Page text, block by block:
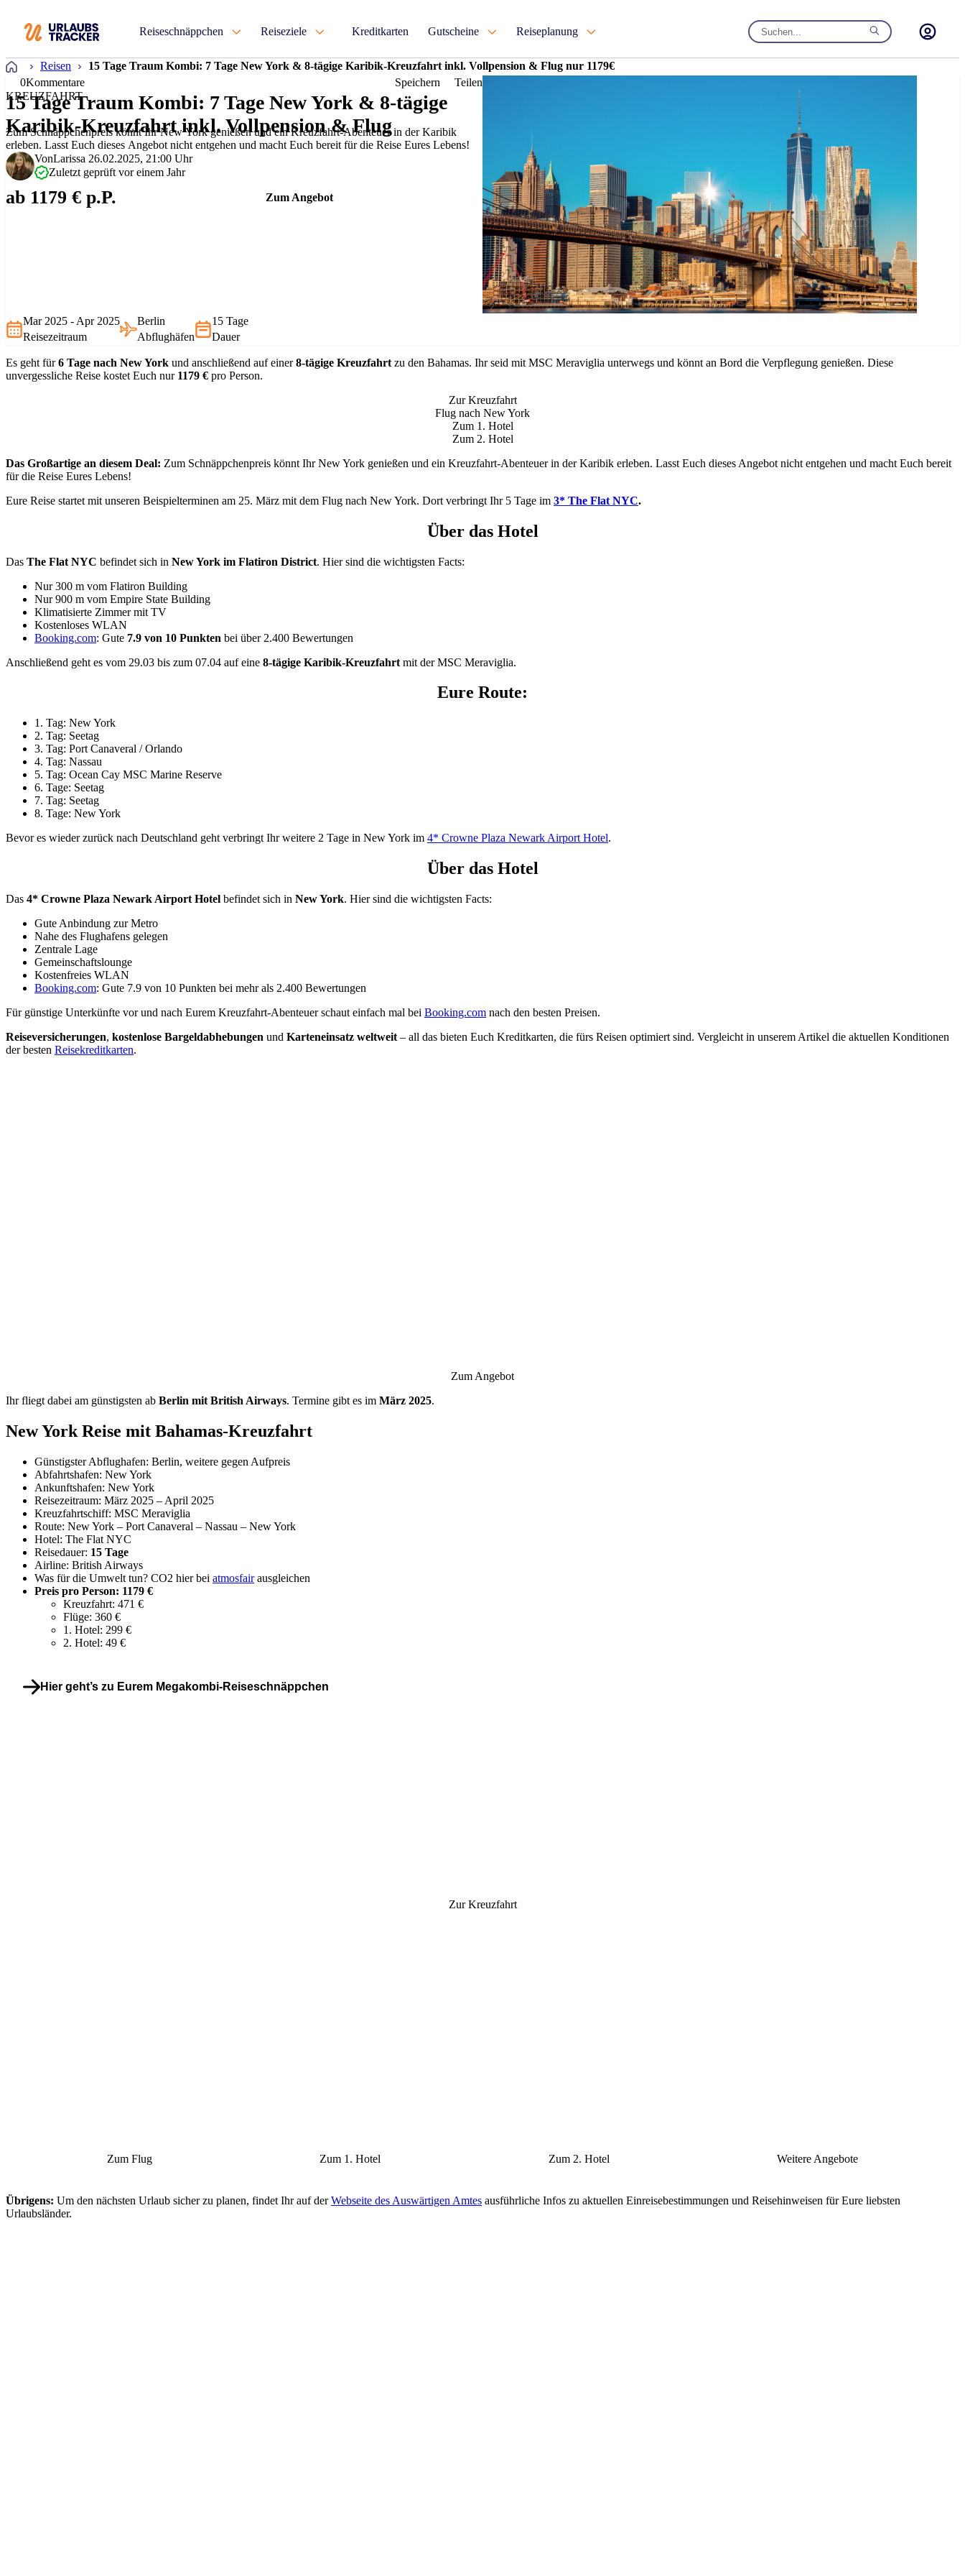
Reiseschnäppchen Reiseziele Kreditkarten Gutscheine Reiseplanung
Startseite
Reisen
15 Tage Traum Kombi: 7 Tage New York & 8-tägige Karibik-Kreuzfahrt inkl. Vollpension & Flug nur 1179€
0Kommentare Speichern
Teilen
KREUZFAHRT
15 Tage Traum Kombi: 7 Tage New York & 8-tägige
Karibik-Kreuzfahrt inkl. Vollpension & Flug
Zum Schnäppchenpreis könnt Ihr New York genießen und ein Kreuzfahrt-Abenteuer in der Karibik
erleben. Lasst Euch dieses Angebot nicht entgehen und macht Euch bereit für die Reise Eures Lebens!
VonLarissa 26.02.2025, 21:00 Uhr
Zuletzt geprüft vor einem Jahr
ab 1179 € p.P. Zum Angebot
Mar 2025 - Apr 2025
Reisezeitraum
Berlin
Abflughäfen
15 Tage
Dauer
Es geht für6 Tage nach New York und anschließend auf einer8-tägige Kreuzfahrt zu den Bahamas. Ihr seid mit MSC Meraviglia unterwegs und könnt an Bord die Verpflegung genießen. Diese
unvergessliche Reise kostet Euch nur 1179 € pro Person.
Zur Kreuzfahrt
Flug nach New York
Zum 1. Hotel
Zum 2. Hotel
Das Großartige an diesem Deal: Zum Schnäppchenpreis könnt Ihr New York genießen und ein Kreuzfahrt-Abenteuer in der Karibik erleben. Lasst Euch dieses Angebot nicht entgehen und macht Euch bereit
für die Reise Eures Lebens!
Eure Reise startet mit unseren Beispielterminen am 25. März mit dem Flug nach New York. Dort verbringt Ihr 5 Tage im 3* The Flat NYC.
Über das Hotel
Das The Flat NYC befindet sich in New York im Flatiron District. Hier sind die wichtigsten Facts:
Nur 300 m vom Flatiron Building
Nur 900 m vom Empire State Building
Klimatisierte Zimmer mit TV
Kostenloses WLAN
Booking.com: Gute 7.9 von 10 Punkten bei über 2.400 Bewertungen
Anschließend geht es vom 29.03 bis zum 07.04 auf eine 8-tägige Karibik-Kreuzfahrt mit der MSC Meraviglia.
Eure Route:
1. Tag: New York
2. Tag: Seetag
3. Tag: Port Canaveral / Orlando
4. Tag: Nassau
5. Tag: Ocean Cay MSC Marine Reserve
6. Tage: Seetag
7. Tag: Seetag
8. Tage: New York
Bevor es wieder zurück nach Deutschland geht verbringt Ihr weitere 2 Tage in New York im 4* Crowne Plaza Newark Airport Hotel.
Über das Hotel
Das 4* Crowne Plaza Newark Airport Hotel befindet sich in New York. Hier sind die wichtigsten Facts:
Gute Anbindung zur Metro
Nahe des Flughafens gelegen
Zentrale Lage
Gemeinschaftslounge
Kostenfreies WLAN
Booking.com: Gute 7.9 von 10 Punkten bei mehr als 2.400 Bewertungen
Für günstige Unterkünfte vor und nach Eurem Kreuzfahrt-Abenteuer schaut einfach mal bei Booking.com nach den besten Preisen.
Reiseversicherungen, kostenlose Bargeldabhebungen und Karteneinsatz weltweit – all das bieten Euch Kreditkarten, die fürs Reisen optimiert sind. Vergleicht in unserem Artikel die aktuellen Konditionen
der besten Reisekreditkarten.
Zum Angebot
Ihr fliegt dabei am günstigsten ab Berlin mit British Airways. Termine gibt es im März 2025.
New York Reise mit Bahamas-Kreuzfahrt
Günstigster Abflughafen: Berlin, weitere gegen Aufpreis
Abfahrtshafen: New York
Ankunftshafen: New York
Reisezeitraum: März 2025 – April 2025
Kreuzfahrtschiff: MSC Meraviglia
Route: New York – Port Canaveral – Nassau – New York
Hotel: The Flat NYC
Reisedauer: 15 Tage
Airline: British Airways
Was für die Umwelt tun? CO2 hier bei atmosfairausgleichen
Preis pro Person: 1179 €
Kreuzfahrt: 471 €
Flüge: 360 €
1. Hotel: 299 €
2. Hotel: 49 €
Hier geht’s zu Eurem Megakombi-Reiseschnäppchen
Zur Kreuzfahrt
Zum Flug Zum 1. Hotel Zum 2. Hotel Weitere Angebote
Übrigens: Um den nächsten Urlaub sicher zu planen, findet Ihr auf derWebseite des Auswärtigen Amtes ausführliche Infos zu aktuellen Einreisebestimmungen und Reisehinweisen für Eure liebsten
Urlaubsländer.